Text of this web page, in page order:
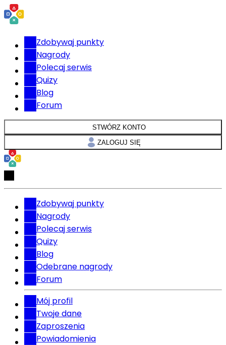
Zdobywaj punkty
Nagrody
Polecaj serwis
Quizy
Blog
Forum
STWÓRZ KONTO
ZALOGUJ SIĘ
Zdobywaj punkty
Nagrody
Polecaj serwis
Quizy
Blog
Odebrane nagrody
Forum
Mój profil
Twoje dane
Zaproszenia
Powiadomienia